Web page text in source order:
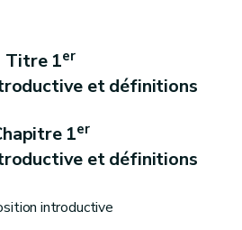
générales
Titre 1er
et définitions
1er
et définitions
introductive